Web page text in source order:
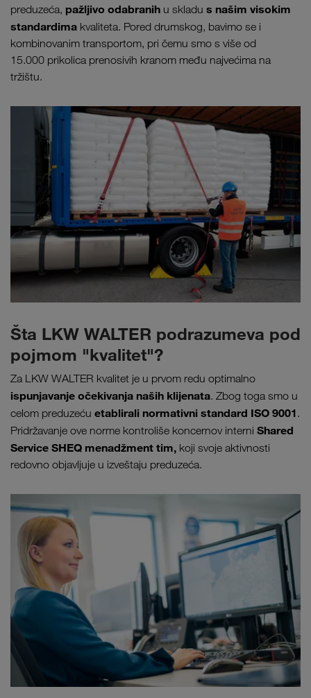
preduzeća, pažljivo odabranih u skladu s našim visokim
standardima kvaliteta. Pored drumskog, bavimo se i
kombinovanim transportom, pri čemu smo s više od
15.000 prikolica prenosivih kranom među najvećima na
tržištu.
Šta LKW WALTER podrazumeva pod
pojmom "kvalitet"?
Za LKW WALTER kvalitet je u prvom redu optimalno
ispunjavanje očekivanja naših klijenata. Zbog toga smo u
celom preduzeću etablirali normativni standard ISO 9001.
Pridržavanje ove norme kontroliše koncernov interni Shared
Service SHEQ menadžment tim, koji svoje aktivnosti
redovno objavljuje u izveštaju preduzeća.